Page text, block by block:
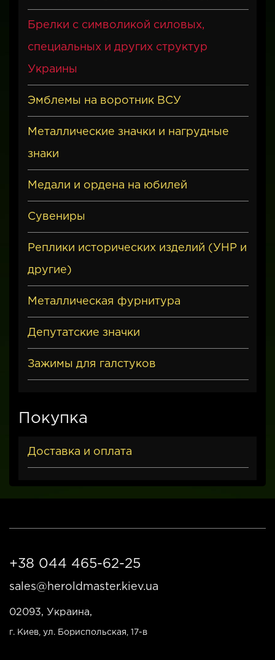
Брелки с символикой силовых,
специальных и других структур
Украины
Эмблемы на воротник ВСУ
Металлические значки и нагрудные
знаки
Медали и ордена на юбилей
Сувениры
Реплики исторических изделий (УНР и
другие)
Металлическая фурнитура
Депутатские значки
Зажимы для галстуков
Покупка
Доставка и оплата
+38 044 465-62-25
sales@heroldmaster.kiev.ua
02093, Украина,
г. Киев , ул. Бориспольская, 17-в